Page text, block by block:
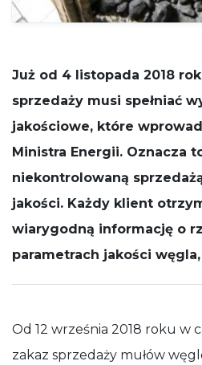
Już od 4 listopada 2018
sprzedaży musi spełniać
jakościowe, które
Ministra Energii. Oznacza
niekontrolowaną
jakości. Każdy klient
wiarygodną informację o
parametrach jakości
Od 12 września 2018 roku w
zakaz sprzedaży mułów